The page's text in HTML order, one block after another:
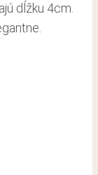
dĺžku 4cm.